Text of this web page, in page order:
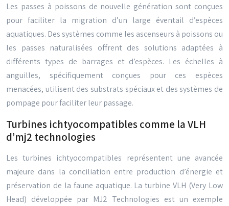
Les passes à poissons de nouvelle génération sont conçues
pour faciliter la migration d’un large éventail d’espèces
aquatiques. Des systèmes comme les ascenseurs à poissons ou
les passes naturalisées offrent des solutions adaptées à
différents types de barrages et d’espèces. Les échelles à
anguilles, spécifiquement conçues pour ces espèces
menacées, utilisent des substrats spéciaux et des systèmes de
pompage pour faciliter leur passage.
Turbines ichtyocompatibles comme la VLH
d’mj2 technologies
Les turbines ichtyocompatibles représentent une avancée
majeure dans la conciliation entre production d’énergie et
préservation de la faune aquatique. La turbine VLH (Very Low
Head) développée par MJ2 Technologies est un exemple